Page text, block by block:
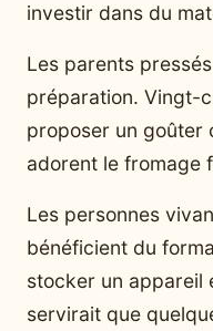
investir dans du
Les parents
préparation. Vingt-
proposer un goûter
adorent le fromage
Les personnes
bénéficient du
stocker un appareil
servirait que